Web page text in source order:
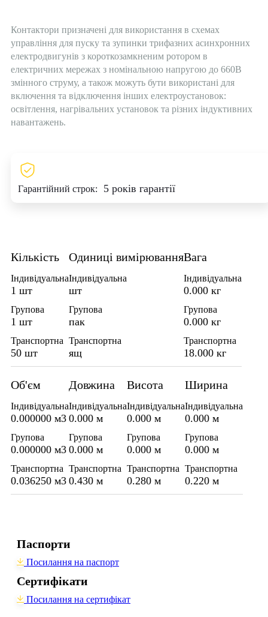
Контактори призначені для використання в схемах
управління для пуску та зупинки трифазних асинхронних
електродвигунів з короткозамкненим ротором в
електричних мережах з номінальною напругою до 660В
змінного струму, а також можуть бути використані для
включення та відключення інших електроустановок:
освітлення, нагрівальних установок та різних індуктивних
навантажень.
Гарантійний строк: 5 років гарантії
Кількість
Індивідуальна
1 шт
Групова
1 шт
Транспортна
50 шт
Одиниці вимірювання
Індивідуальна
шт
Групова
пак
Транспортна
ящ
Вага
Індивідуальна
0.000 кг
Групова
0.000 кг
Транспортна
18.000 кг
Об'єм
Індивідуальна
0.000000 м3
Групова
0.000000 м3
Транспортна
0.036250 м3
Довжина
Індивідуальна
0.000 м
Групова
0.000 м
Транспортна
0.430 м
Висота
Індивідуальна
0.000 м
Групова
0.000 м
Транспортна
0.280 м
Ширина
Індивідуальна
0.000 м
Групова
0.000 м
Транспортна
0.220 м
Паспорти
Посилання на паспорт
Сертифікати
Посилання на сертифікат